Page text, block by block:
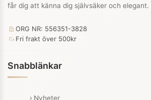
får dig att känna dig självsäker och
ORG NR: 556351-3828
Fri frakt över 500kr
Snabblänkar
Nyheter